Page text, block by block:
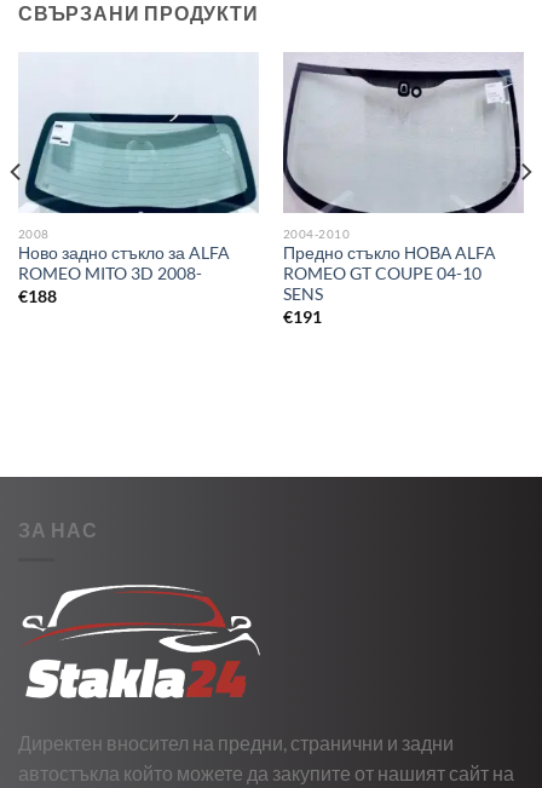
СВЪРЗАНИ ПРОДУКТИ
2008
Ново задно стъкло за ALFA
ROMEO MITO 3D 2008-
€188
2004-2010
Предно стъкло НОВА ALFA
ROMEO GT COUPE 04-10
SENS
€191
ЗА НАС
Директен вносител на предни, странични и задни
автостъкла който можете да закупите от нашият сайт на